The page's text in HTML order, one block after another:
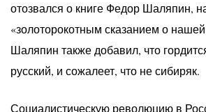
отозвался о книге Федор Шаляпин,
«золоторокотным сказанием о
Шаляпин также добавил, что
русский, и сожалеет, что не сибиряк.
Социалистическую революцию в